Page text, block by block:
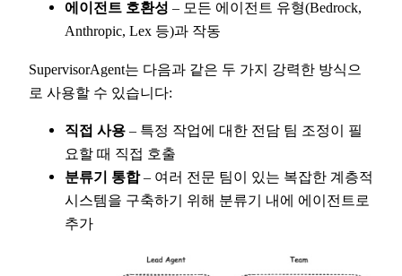
에이전트 호환성 – 모든 에이전트 유형(Bedrock,
Anthropic, Lex 등)과 작동
SupervisorAgent는 다음과 같은 두 가지 강력한 방식으
로 사용할 수 있습니다:
직접 사용 – 특정 작업에 대한 전담 팀 조정이 필
요할 때 직접 호출
분류기 통합– 여러 전문 팀이 있는 복잡한 계층적
시스템을 구축하기 위해 분류기 내에 에이전트로
추가